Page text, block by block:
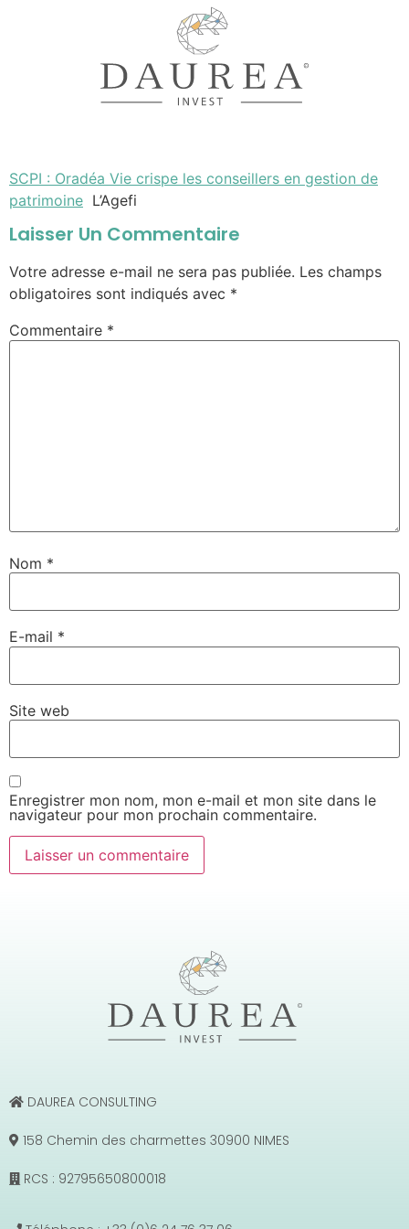
SCPI : Oradéa Vie crispe les conseillers en gestion de
patrimoine L’Agefi
Laisser Un Commentaire
Votre adresse e-mail ne sera pas publiée. Les champs
obligatoires sont indiqués avec *
Commentaire *
Nom *
E-mail *
Site web
Enregistrer mon nom, mon e-mail et mon site dans le
navigateur pour mon prochain commentaire.
DAUREA CONSULTING
158 Chemin des charmettes 30900 NIMES
RCS : 92795650800018